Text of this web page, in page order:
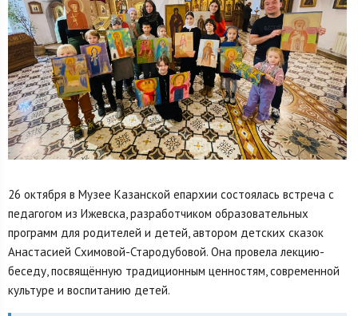
26 октября в Музее Казанской епархии состоялась встреча с
педагогом из Ижевска, разработчиком образовательных
программ для родителей и детей, автором детских сказок
Анастасией Схимовой-Стародубовой. Она провела лекцию-
беседу, посвящённую традиционным ценностям, современной
культуре и воспитанию детей.